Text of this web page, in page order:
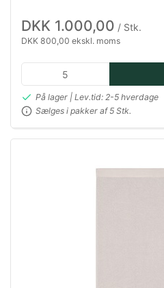
DKK 1.000,00 / Stk.
DKK 800,00 ekskl. moms
På lager | Lev.tid: 2-5 hverdage
Sælges i pakker af 5 Stk.